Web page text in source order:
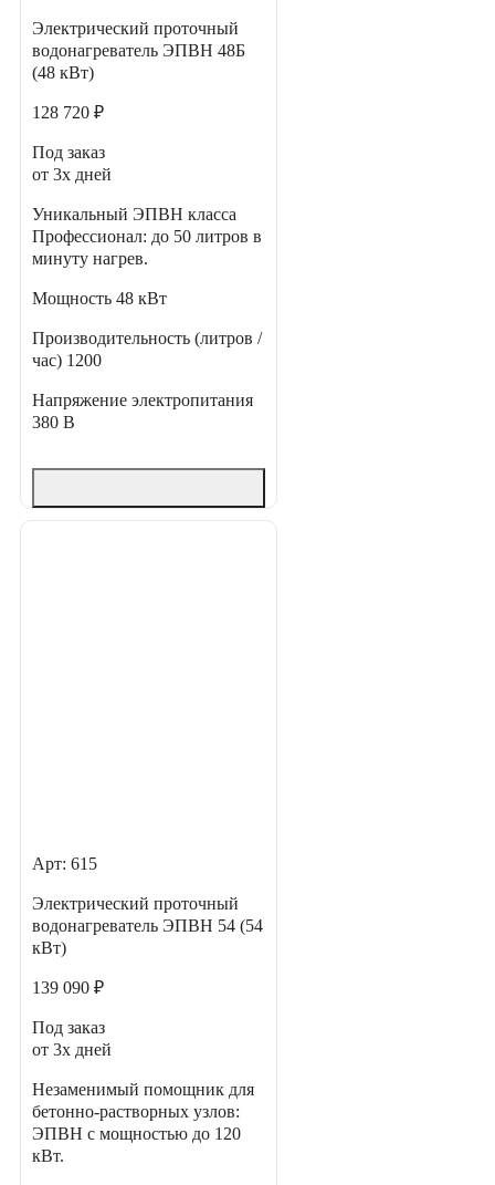
Электрический проточный
водонагреватель ЭПВН 48Б
(48 кВт)
128 720 ₽
Под заказ
от 3х дней
Уникальный ЭПВН класса
Профессионал: до 50 литров в
минуту нагрев.
Мощность 48 кВт
Производительность (литров /
час) 1200
Напряжение электропитания
380 В
Арт: 615
Электрический проточный
водонагреватель ЭПВН 54 (54
кВт)
139 090 ₽
Под заказ
от 3х дней
Незаменимый помощник для
бетонно-растворных узлов:
ЭПВН с мощностью до 120
кВт.